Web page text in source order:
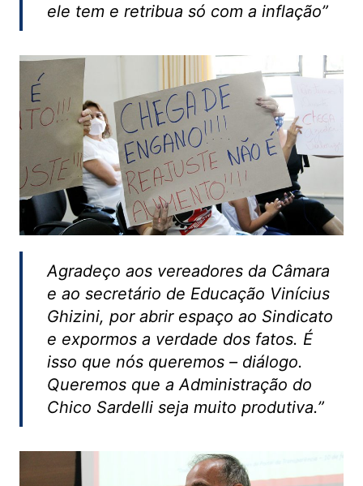
ele tem e retribua só com a inflação”
Agradeço aos vereadores da Câmara
e ao secretário de Educação Vinícius
Ghizini, por abrir espaço ao Sindicato
e expormos a verdade dos fatos. É
isso que nós queremos – diálogo.
Queremos que a Administração do
Chico Sardelli seja muito produtiva.”